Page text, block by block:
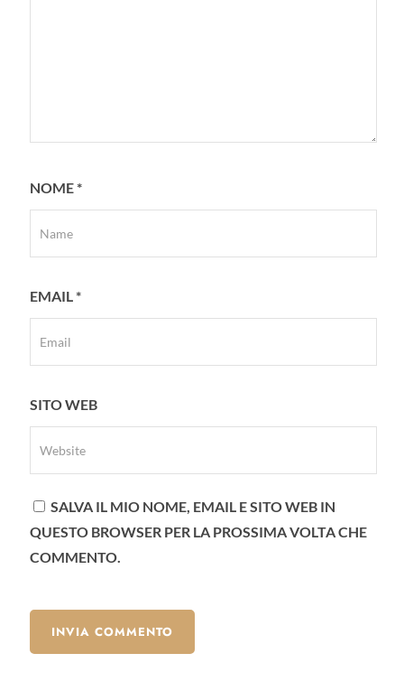
NOME*
EMAIL*
SITO WEB
SALVA IL MIO NOME, EMAIL E SITO WEB IN
QUESTO BROWSER PER LA PROSSIMA VOLTA CHE
COMMENTO.